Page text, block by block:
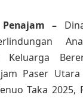
–
Paser
Taka 2025,